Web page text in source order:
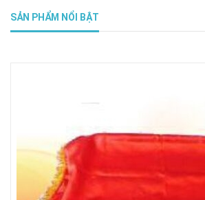
SẢN PHẨM NỔI BẬT